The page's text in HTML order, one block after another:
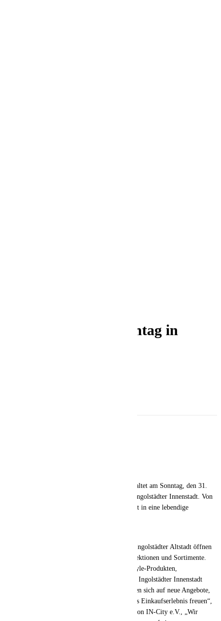
Verkaufsoffener Sonntag in
Der Innenstadtmarketingverein IN-City veranstaltet am Sonntag, den 31.
Mai den verkaufsoffenen Sonntag 2026 in der Ingolstädter Innenstadt. Von
13:00 bis 18:00 Uhr verwandelt sich die Altstadt in eine lebendige
Die Einzelhändlerinnen und Einzelhändler der Ingolstädter Altstadt öffnen
ihre Türen und präsentieren ihre aktuellen Kollektionen und Sortimente.
Wer auf der Suche nach trendiger Mode, Lifestyle-Produkten,
Geschenkideen oder Accessoires ist, wird in der Ingolstädter Innenstadt
fündig! „Die Besucherinnen und Besucher dürfen sich auf neue Angebote,
spannende Sortimentswelten und ein entspanntes Einkaufserlebnis freuen“,
sagt Marcus Frammelsberger, Geschäftsführer von IN-City e.V., „Wir